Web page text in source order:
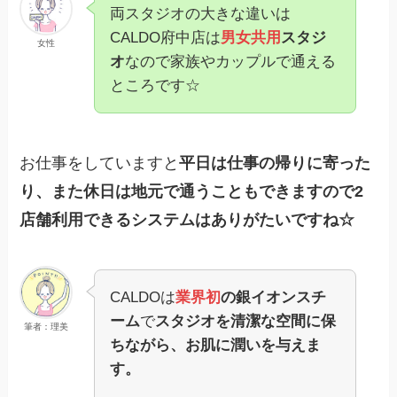
女性
両スタジオの大きな違いは
CALDO府中店は男女共用 スタジ
オなので家族やカップルで通える
ところです☆
お仕事をしていますと平日は仕事の帰りに寄った
り、また休日は地元で通うこともできますので2
店舗利用できるシステムはありがたいですね☆
筆者：理美
CALDOは業界初の銀イオンスチ
ームでスタジオを清潔な空間に保
ちながら、お肌に潤いを与えま
す。